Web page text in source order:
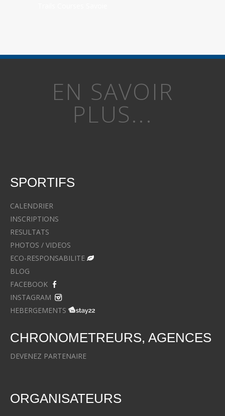
EN SAVOIR
PLUS...
SPORTIFS
CALENDRIER
INSCRIPTIONS
RESULTATS
PHOTOS / VIDEOS
ECO-RESPONSABILITE
BLOG
FACEBOOK
INSTAGRAM
HEBERGEMENTS
CHRONOMETREURS, AGENCES
DEVENEZ PARTENAIRE
ORGANISATEURS